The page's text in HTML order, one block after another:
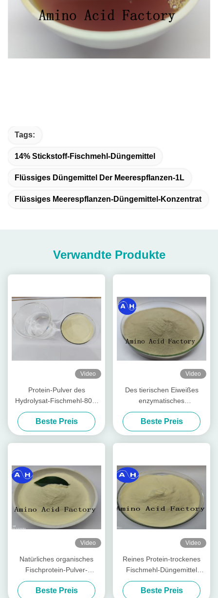
Tags:
14% Stickstoff-Fischmehl-Düngemittel
Flüssiges Düngemittel Der Meerespflanzen-1L
Flüssiges Meerespflanzen-Düngemittel-Konzentrat
Verwandte Produkte
Video
Protein-Pulver des
Hydrolysat-Fischmehl-80%
extrahiert der Tasche 50lb
von der Kabeljau-(15-1-1)
Beste Preis
Video
Des tierischen Eiweißes
enzymatisches
wasserlösliches Düngemittel
des Aminosäure-Pulver-
Stickstoff-14-0-0
Beste Preis
Video
Natürliches organisches
Fischprotein-Pulver-
Hydrolysat-Düngemittel
Beste Preis
Video
Reines Protein-trockenes
Fischmehl-Düngemittel
extrahiert vom Kabeljau-
Hydrolysat
Beste Preis